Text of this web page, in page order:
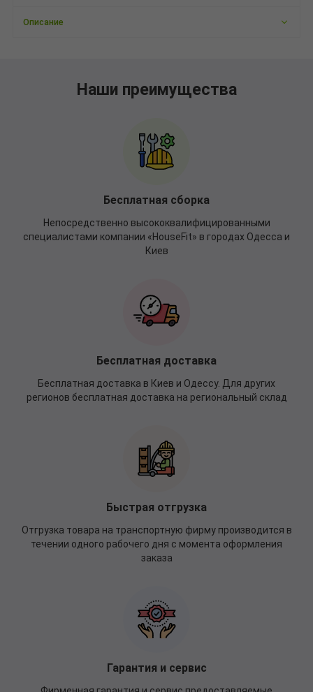
Описание
Наши преимущества
Бесплатная сборка
Непосредственно высококвалифицированными
специалистами компании «HouseFit» в городах Одесса и
Киев
Бесплатная доставка
Бесплатная доставка в Киев и Одессу. Для других
регионов бесплатная доставка на региональный склад
Быстрая отгрузка
Отгрузка товара на транспортную фирму производится в
течении одного рабочего дня с момента оформления
заказа
Гарантия и сервис